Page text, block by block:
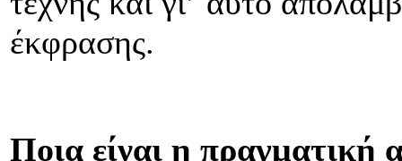
έκφρασης.
Ποια είναι η πραγματική